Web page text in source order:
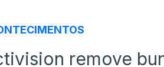
remove